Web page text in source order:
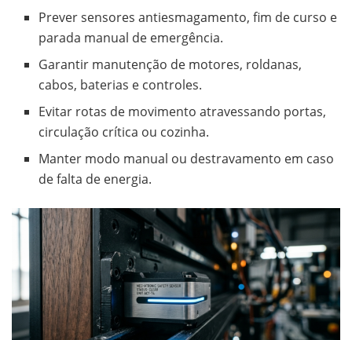
Prever sensores antiesmagamento, fim de curso e
parada manual de emergência.
Garantir manutenção de motores, roldanas,
cabos, baterias e controles.
Evitar rotas de movimento atravessando portas,
circulação crítica ou cozinha.
Manter modo manual ou destravamento em caso
de falta de energia.